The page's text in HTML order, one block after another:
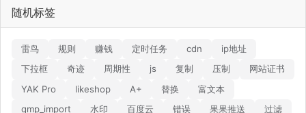
随机标签
雷鸟 规则 赚钱 定时任务 cdn
ip地址
下拉框
奇迹 周期性 js 复制 压制
网站证书
YAK Pro
likeshop A+ 替换
富文本
gmp_import
水印 百度云 错误 果果推送 过滤